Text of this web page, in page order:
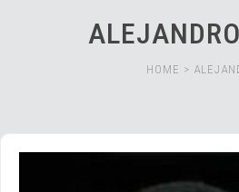
ALEJANDRO
HOME >